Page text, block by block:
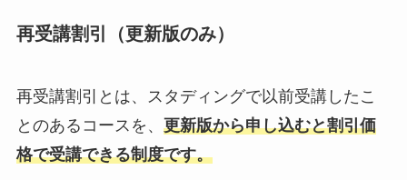
再受講割引（更新版のみ）
再受講割引とは、スタディングで以前受講したこ
とのあるコースを、 更新版から申し込むと割引価
格で受講できる制度です。